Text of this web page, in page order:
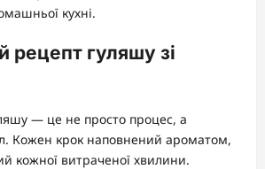
кухні.
рецепт гуляшу зі
— це не просто процес, а
Кожен крок наповнений ароматом,
кожної витраченої хвилини.